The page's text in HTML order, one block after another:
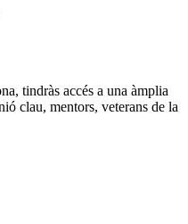
tindràs accés a una àmplia
clau, mentors, veterans de la